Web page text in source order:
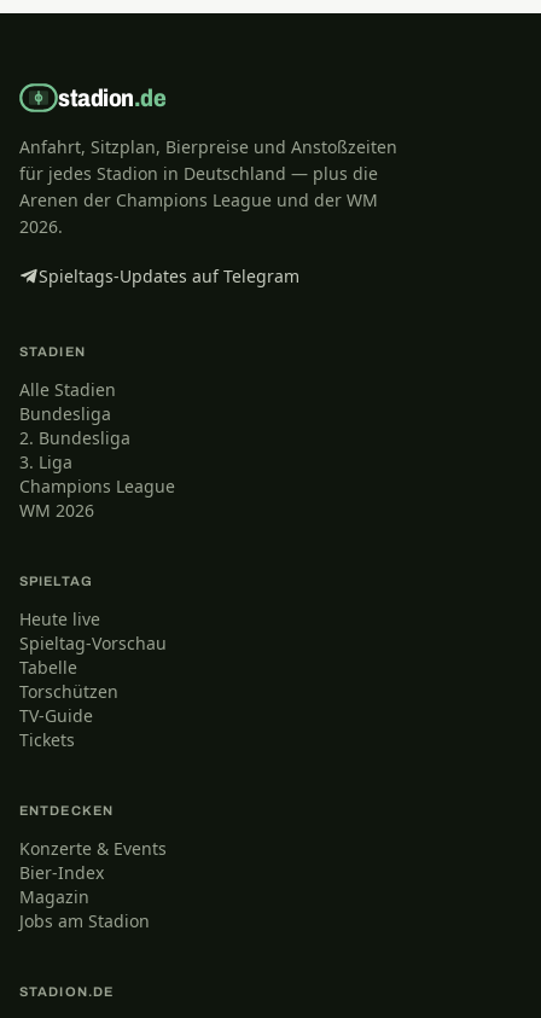
stadion.de
Anfahrt, Sitzplan, Bierpreise und Anstoßzeiten
für jedes Stadion in Deutschland — plus die
Arenen der Champions League und der WM
2026.
Spieltags-Updates auf Telegram
STADIEN
Alle Stadien
Bundesliga
2. Bundesliga
3. Liga
Champions League
WM 2026
SPIELTAG
Heute live
Spieltag-Vorschau
Tabelle
Torschützen
TV-Guide
Tickets
ENTDECKEN
Konzerte & Events
Bier-Index
Magazin
Jobs am Stadion
STADION.DE